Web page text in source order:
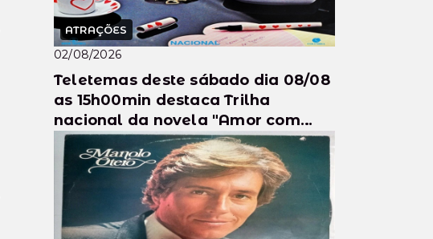
ATRAÇÕES
02/08/2026
Teletemas deste sábado dia 08/08
as 15h00min destaca Trilha
nacional da novela "Amor com
Amo se Paga" do ano de 1984.